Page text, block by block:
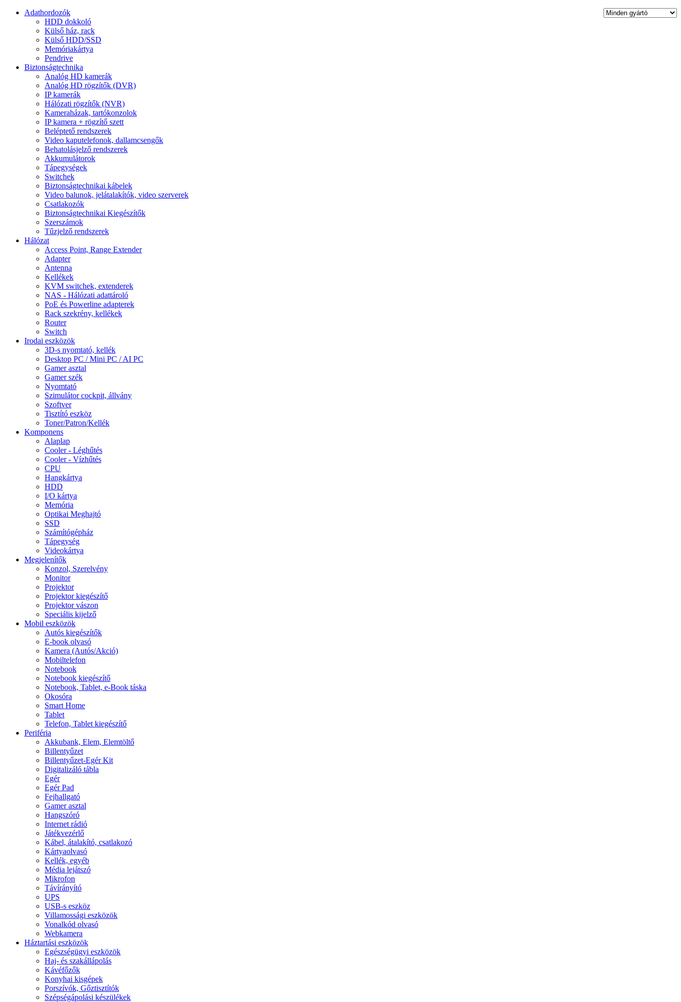
Adathordozók
HDD dokkoló
Külső ház, rack
Külső HDD/SSD
Memóriakártya
Pendrive
Biztonságtechnika
Analóg HD kamerák
Analóg HD rögzítők (DVR)
IP kamerák
Hálózati rögzítők (NVR)
Kameraházak, tartókonzolok
IP kamera + rögzítő szett
Beléptető rendszerek
Video kaputelefonok, dallamcsengők
Behatolásjelző rendszerek
Akkumulátorok
Tápegységek
Switchek
Biztonságtechnikai kábelek
Video balunok, jelátalakítók, video szerverek
Csatlakozók
Biztonságtechnikai Kiegészítők
Szerszámok
Tűzjelző rendszerek
Hálózat
Access Point, Range Extender
Adapter
Antenna
Kellékek
KVM switchek, extenderek
NAS - Hálózati adattároló
PoE és Powerline adapterek
Rack szekrény, kellékek
Router
Switch
Irodai eszközök
3D-s nyomtató, kellék
Desktop PC / Mini PC / AI PC
Gamer asztal
Gamer szék
Nyomtató
Szimulátor cockpit, állvány
Szoftver
Tisztító eszköz
Toner/Patron/Kellék
Komponens
Alaplap
Cooler - Léghűtés
Cooler - Vízhűtés
CPU
Hangkártya
HDD
I/O kártya
Memória
Optikai Meghajtó
SSD
Számítógépház
Tápegység
Videokártya
Megjelenítők
Konzol, Szerelvény
Monitor
Projektor
Projektor kiegészítő
Projektor vászon
Speciális kijelző
Mobil eszközök
Autós kiegészítők
E-book olvasó
Kamera (Autós/Akció)
Mobiltelefon
Notebook
Notebook kiegészítő
Notebook, Tablet, e-Book táska
Okosóra
Smart Home
Tablet
Telefon, Tablet kiegészítő
Periféria
Akkubank, Elem, Elemtöltő
Billentyűzet
Billentyűzet-Egér Kit
Digitalizáló tábla
Egér
Egér Pad
Fejhallgató
Gamer asztal
Hangszóró
Internet rádió
Játékvezérlő
Kábel, átalakító, csatlakozó
Kártyaolvasó
Kellék, egyéb
Média lejátszó
Mikrofon
Távírányító
UPS
USB-s eszköz
Villamossági eszközök
Vonalkód olvasó
Webkamera
Háztartási eszközök
Egészségügyi eszközök
Haj- és szakállápolás
Kávéfőzők
Konyhai kisgépek
Porszívók, Gőztisztítók
Szépségápolási készülékek